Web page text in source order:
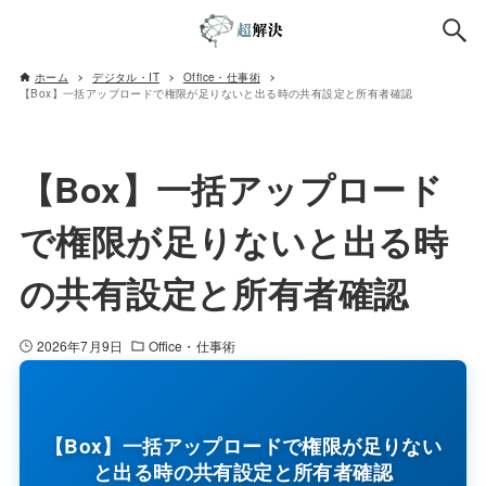
ホーム デジタル・IT
Office・仕事術
【Box】一括アップロードで権限が足りないと出る時の共有設定と所有者確認
【Box】一括アップロード
で権限が足りないと出る時
の共有設定と所有者確認
2026年7月9日 Office・仕事術
【Box】一括アップロードで権限が足りない
と出る時の共有設定と所有者確認